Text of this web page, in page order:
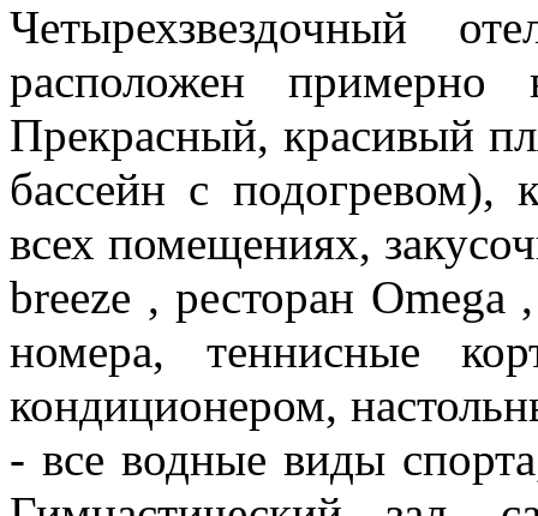
Четырехзвездочный
расположен
Прекрасный, красивый
бассейн с подогревом),
всех помещениях,
breeze , ресторан Omega
номера, теннисные
кондиционером,
- все водные виды